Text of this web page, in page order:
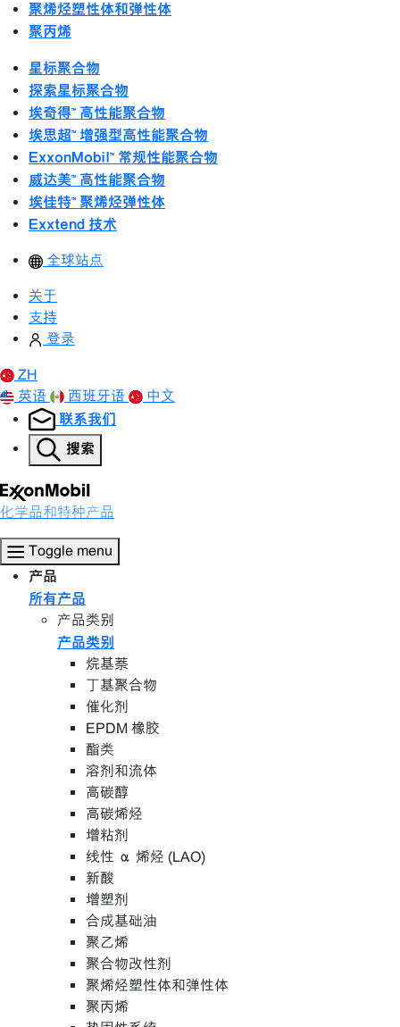
聚烯烃塑性体和弹性体
聚丙烯
星标聚合物
探索星标聚合物
埃奇得™ 高性能聚合物
埃思超™ 增强型高性能聚合物
ExxonMobil™ 常规性能聚合物
威达美™ 高性能聚合物
埃佳特™ 聚烯烃弹性体
Exxtend 技术
全球站点
关于
支持
登录
ZH
英语
西班牙语 中文
联系我们
搜索
化学品和特种产品
Toggle menu
产品
所有产品
产品类别
产品类别
烷基萘
丁基聚合物
催化剂
EPDM 橡胶
酯类
溶剂和流体
高碳醇
高碳烯烃
增粘剂
线性 α 烯烃 (LAO)
新酸
增塑剂
合成基础油
聚乙烯
聚合物改性剂
聚烯烃塑性体和弹性体
聚丙烯